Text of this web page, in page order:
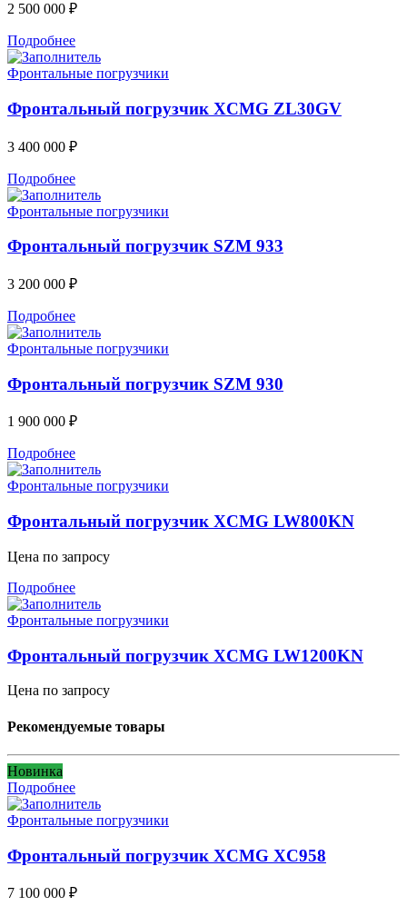
2 500 000 ₽
Подробнее
Фронтальные погрузчики
Фронтальный погрузчик XCMG ZL30GV
3 400 000 ₽
Подробнее
Фронтальные погрузчики
Фронтальный погрузчик SZM 933
3 200 000 ₽
Подробнее
Фронтальные погрузчики
Фронтальный погрузчик SZM 930
1 900 000 ₽
Подробнее
Фронтальные погрузчики
Фронтальный погрузчик XCMG LW800KN
Цена по запросу
Подробнее
Фронтальные погрузчики
Фронтальный погрузчик XCMG LW1200KN
Цена по запросу
Рекомендуемые товары
Новинка
Подробнее
Фронтальные погрузчики
Фронтальный погрузчик XCMG XC958
7 100 000 ₽